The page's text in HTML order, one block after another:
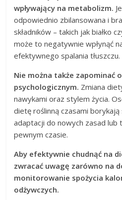
wpływający na metabolizm.
odpowiednio zbilansowana i
składników – takich jak białko
może to negatywnie wpłynąć
efektywnego spalania tłuszczu.
Nie można także zapominać
psychologicznym. Zmiana
nawykami oraz stylem życia.
dietę roślinną czasami
adaptacji do nowych zasad lub
pewnym czasie.
Aby efektywnie chudnąć na
zwracać uwagę zarówno na
monitorowanie spożycia
odżywczych.